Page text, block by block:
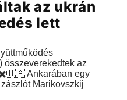
az ukrán
lett
összeverekedtek az
Ankarában egy
Marikovszkij